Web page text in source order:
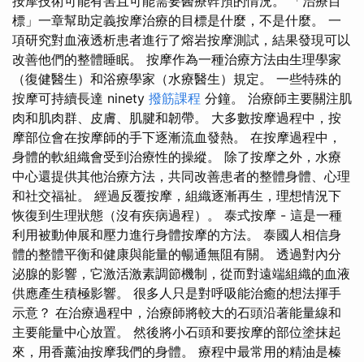
標」一章幫助定義按摩治療的目標是什麼，不是什麼。 一
項研究對血液透析患者進行了熔岩按摩測試，結果發現可以
改善他們的整體睡眠。 按摩作為一種治療方法由生理學家
（復健醫生）和浴療學家（水療醫生）規定。 一些特殊的
按摩可持續長達 ninety 撥筋課程 分鐘。 治療師主要關注肌
肉和肌肉群、皮膚、肌腱和韌帶。 大多數按摩過程中，按
摩部位會在按摩師的手下逐漸流血發熱。 在按摩過程中，
身體的軟組織會受到治療性的操縱。 除了按摩之外，水療
中心還提供其他治療方法，共同改善患者的整體身體、心理
和社交福祉。 經過反覆按摩，組織逐漸再生，理想情況下
恢復到生理狀態（沒有疾病過程）。 泰式按摩 - 這是一種
利用被動伸展和壓力進行身體按摩的方法。 泰國人相信身
體的整體平衡和健康與能量的暢通無阻有關。 透過對內分
泌腺的影響，它激活激素調節機制，從而對遠端組織的血液
供應產生積極影響。 很多人只是對呼吸能治癒的想法揮手
示意？ 在治療過程中，治療師將較大的石頭沿著能量線和
主要能量中心放置。 然後將小石頭和要按摩的部位塗抹起
來，用香薰油按摩我們的身體。 療程中最常用的精油是榛